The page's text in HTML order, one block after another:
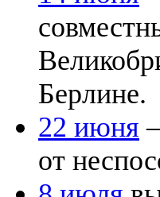
Берлине.
22 июня
от